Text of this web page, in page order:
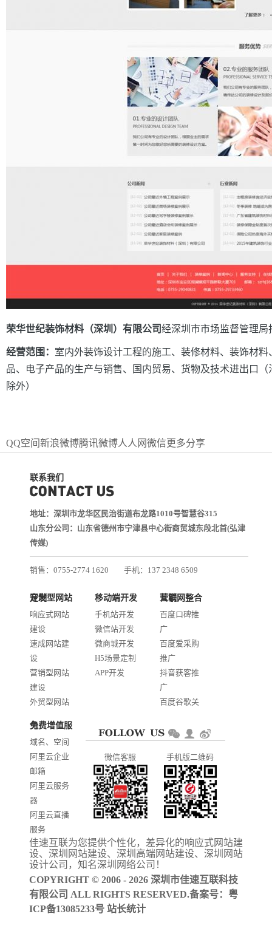
荣华世纪装饰材料（深圳）有限公司经深圳市市场监督管理局
经营范围： 室内外装饰设计工程的施工、装修材料、装饰材
品、电子产品的生产与销售、国内贸易、货物及技术进出口
除外）
QQ空间 新浪微博腾讯微博人人网微信更多分享
联系我们
地址：深圳市龙华区民治街道布龙路1010号智慧谷315
山东分公司：山东省德州市宁津县中心街商贸城东段北首(弘津
传媒)
销售：0755-2774 1620
手机：137 2348 6509
邮箱：services@jiasuweb.com
定制型网站开发
响应式网站
建设
速成网站建
设
营销型网站
建设
外贸型网站
商城网站开
发
门户信息平
台开发
移动端开发
手机站开发
微信站开发
微商城开发
H5场景定制
APP开发
互联网整合营销
百度口碑推
广
百度爱采购
推广
抖音获客推
广
百度谷歌关
AI智能发布
免费增值服务
域名、空间
阿里云企业
邮箱
阿里云服务
器
阿里云直播
服务
阿里云ICP备
案
微信客服 手机版二维码
佳速互联为您提供个性化，差异化的响应式网站建
设、 深圳网站建设、 深圳高端网站建设、 深圳网站
设计公司 ，知名深圳网络公司 ！
COPYRIGHT © 2006 - 2026 深圳市佳速互联科技
有限公司 ALL RIGHTS RESERVED.备案号： 粤
ICP备13085233号 站长统计